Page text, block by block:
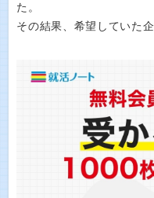
た。
その結果、希望していた企